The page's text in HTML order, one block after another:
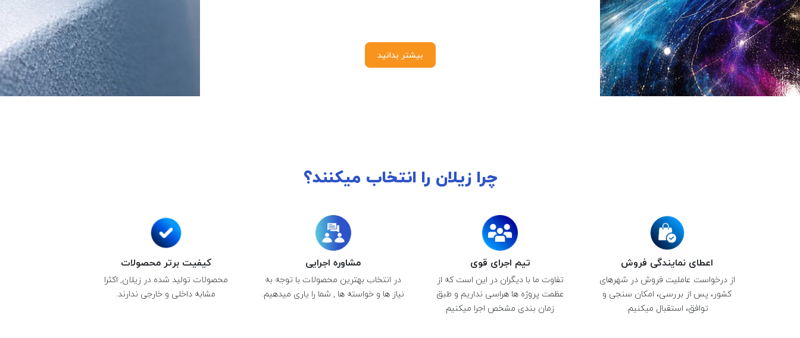
بیشتر بدانید
چرا زیلان را انتخاب میکنند؟
اعطای نمایندگی فروش
از درخواست عاملیت فروش در شهرهای
کشور، پس از بررسی، امکان سنجی و
توافق، استقبال میکنیم.
تیم اجرای قوی
تفاوت ما با دیگران در این است که از
عظمت پروژه ها هراسی نداریم و طبق
زمان بندی مشخص اجرا میکنیم
مشاوره اجرایی
در انتخاب بهترین محصولات با توجه به
نیاز ها و خواسته ها , شما را یاری میدهیم.
کیفیت برتر محصولات
محصولات تولید شده در زیلان, اکثرا
مشابه داخلی و خارجی ندارند.